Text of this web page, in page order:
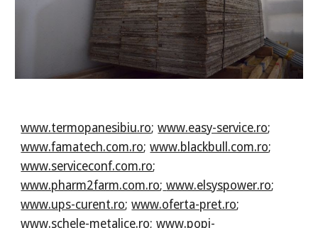
www.termopanesibiu.ro;www.easy-service.ro;
www.famatech.com.ro;www.blackbull.com.ro;
www.serviceconf.com.ro;
www.pharm2farm.com.ro; www.elsyspower.ro;
www.ups-curent.ro;www.oferta-pret.ro;
www.schele-metalice.ro;www.popi-